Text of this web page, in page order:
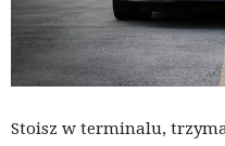
Stoisz w terminalu,